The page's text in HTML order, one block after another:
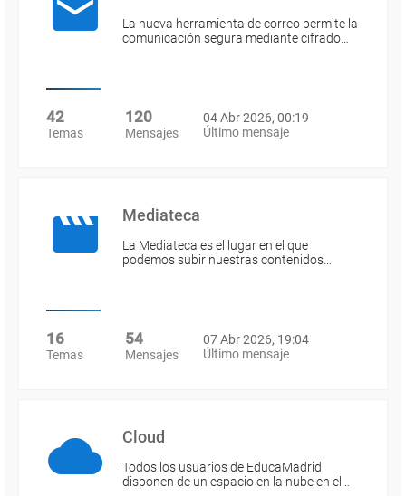
La nueva herramienta de correo permite la
comunicación segura mediante cifrado…
42
Temas
120
Mensajes
04 Abr 2026, 00:19
Último mensaje
Mediateca
La Mediateca es el lugar en el que
podemos subir nuestras contenidos…
16
Temas
54
Mensajes
07 Abr 2026, 19:04
Último mensaje
Cloud
Todos los usuarios de EducaMadrid
disponen de un espacio en la nube en el…